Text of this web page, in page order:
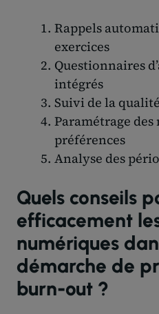
Rappels
exercices
Questionnaires
intégrés
Suivi de la
Paramétrage
préférences
Analyse des
Quels conseils
efficacement
numériques
démarche de
burn-out ?